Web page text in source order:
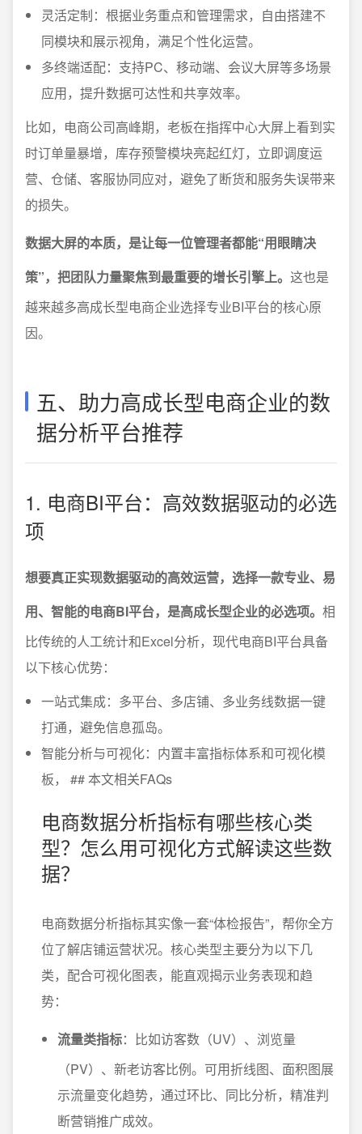
灵活定制：根据业务重点和管理需求，自由搭建不
同模块和展示视角，满足个性化运营。
多终端适配：支持PC、移动端、会议大屏等多场景
应用，提升数据可达性和共享效率。
比如，电商公司高峰期，老板在指挥中心大屏上看到实
时订单量暴增，库存预警模块亮起红灯，立即调度运
营、仓储、客服协同应对，避免了断货和服务失误带来
的损失。
数据大屏的本质，是让每一位管理者都能“用眼睛决
策”，把团队力量聚焦到最重要的增长引擎上。 这也是
越来越多高成长型电商企业选择专业BI平台的核心原
因。
五、助力高成长型电商企业的数
据分析平台推荐
1. 电商BI平台：高效数据驱动的必选
项
想要真正实现数据驱动的高效运营，选择一款专业、易
用、智能的电商BI平台，是高成长型企业的必选项。 相
比传统的人工统计和Excel分析，现代电商BI平台具备
以下核心优势：
一站式集成：多平台、多店铺、多业务线数据一键
打通，避免信息孤岛。
智能分析与可视化：内置丰富指标体系和可视化模
板， ## 本文相关FAQs
电商数据分析指标有哪些核心类
型？怎么用可视化方式解读这些数
据？
电商数据分析指标其实像一套“体检报告”，帮你全方
位了解店铺运营状况。核心类型主要分为以下几
类，配合可视化图表，能直观揭示业务表现和趋
势：
流量类指标：比如访客数（UV）、浏览量
（PV）、新老访客比例。可用折线图、面积图展
示流量变化趋势，通过环比、同比分析，精准判
断营销推广成效。